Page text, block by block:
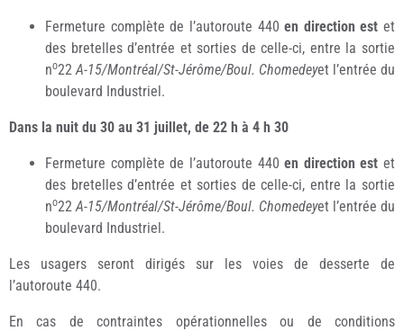
Fermeture complète de l’autoroute 440en direction est et
des bretelles d’entrée et sorties de celle-ci, entre la sortie
no22A-15/Montréal/St-Jérôme/Boul. Chomedeyet l’entrée du
boulevard Industriel.
Dans la nuit du 30 au 31 juillet, de 22 h à 4 h 30
Fermeture complète de l’autoroute 440en direction est et
des bretelles d’entrée et sorties de celle-ci, entre la sortie
no22A-15/Montréal/St-Jérôme/Boul. Chomedeyet l’entrée du
boulevard Industriel.
Les usagers seront dirigés sur les voies de desserte de
l’autoroute 440.
En cas de contraintes opérationnelles ou de conditions